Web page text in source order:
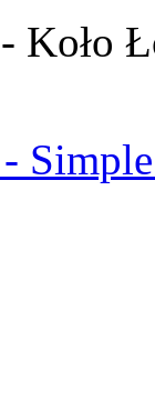
Koło